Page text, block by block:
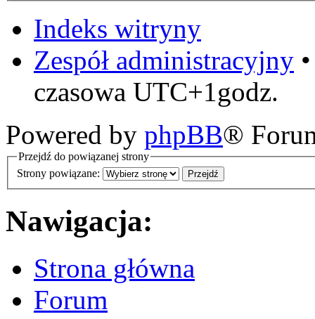
Indeks witryny
Zespół administracyjny
czasowa UTC+1godz.
Powered by phpBB®
Przejdź do powiązanej strony
Strony powiązane:
Nawigacja:
Strona główna
Forum